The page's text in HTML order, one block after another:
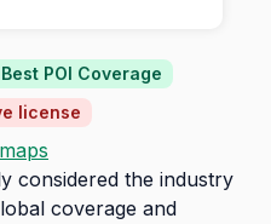
POI Coverage
license
considered the industry
coverage and